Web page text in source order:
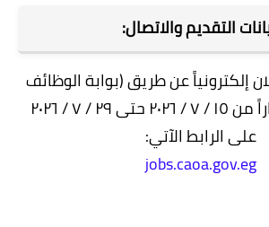
التقديم والاتصال:
إلكترونياً عن طريق (بوابة الوظائف
الحكومية) اعتباراً من ١٥ / ٧ / ٢٠٢٦ حتى ٢٩ / ٧ / ٢٠٢٦
على الرابط الآتي:
jobs.caoa.gov.eg